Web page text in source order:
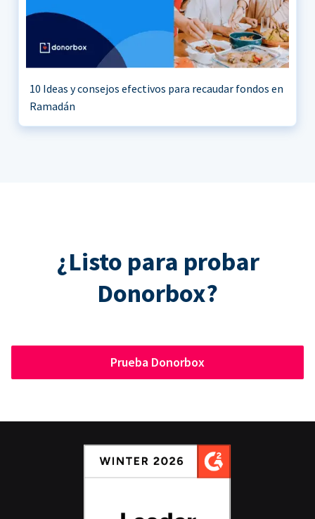
10 Ideas y consejos efectivos para recaudar fondos en
Ramadán
¿Listo para probar
Donorbox?
Prueba Donorbox